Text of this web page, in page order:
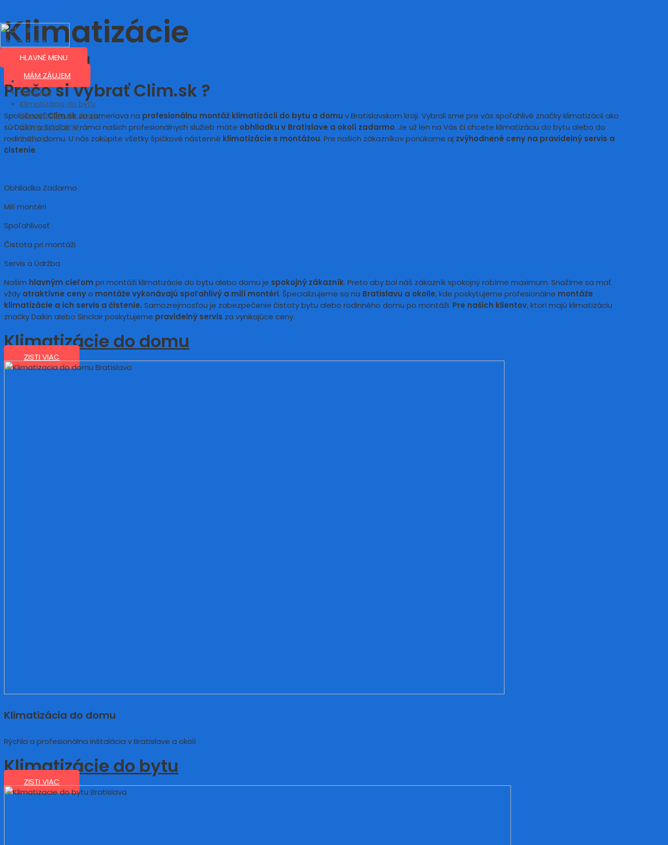
HLAVNÉ MENU
Domov
Produkty
Klimatizácia do bytu
Klimatizácia do domu
Servis a čistenie
Kontakt
Klimatizácie
Bratislava
MÁM ZÁUJEM
Prečo si vybrať Clim.sk ?
SpoločnosťClim.sksa zameriava na profesionálnu montáž klimatizácii do bytu a domu v Bratislavskom kraji. Vybrali sme pre vás spoľahlivé značky klimatizácii ako
sú Daikin a Sinclair. V rámci našich profesionálnych služieb máte obhliadku v Bratislave a okolí zadarmo. Je už len na Vás či chcete klimatizáciu do bytu alebo do
rodinného domu. U nás zakúpite všetky špičkové nástenné klimatizácie s montážou. Pre našich zákazníkov ponúkame aj zvýhodnené ceny na pravidelný servis a
čistenie.
Obhliadka Zadarmo
Milí montéri
Spoľahlivosť
Čistota pri montáži
Servis a Údržba
Našim hlavným cieľom pri montáži klimatizácie do bytu alebo domu je spokojný zákazník. Preto aby bol náš zákazník spokojný robíme maximum. Snažíme sa mať
vždy atraktívne cenya montáže vykonávajú spoľahlivý a milí montéri. Špecializujeme sa na Bratislavu a okolie, kde poskytujeme profesionálne montáže
klimatizácie a ich servis a čistenie. Samozrejmosťou je zabezpečenie čistoty bytu alebo rodinného domu po montáži. Pre našich klientov, ktorí majú klimatizáciu
značky Daikin alebo Sinclair poskytujeme pravidelný servis za vynikajúce ceny.
Klimatizácie do domu
ZISTI VIAC
Klimatizácia do domu
Rýchla a profesionálna inštalácia v Bratislave a okolí
Klimatizácie do bytu
ZISTI VIAC